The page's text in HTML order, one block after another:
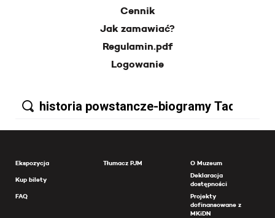
Cennik
Jak zamawiać?
Regulamin.pdf
Logowanie
Ekspozycja
Kup bilety
FAQ
Tłumacz PJM
O Muzeum
Deklaracja
dostępności
Projekty
dofinansowane z
MKiDN